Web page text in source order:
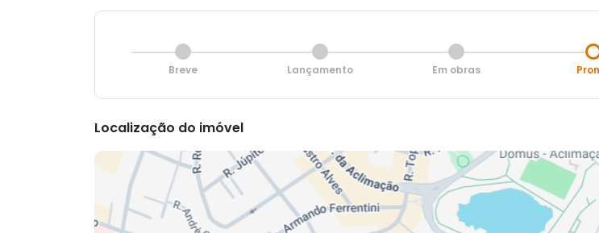
Breve Lançamento Em obras
Localização do imóvel